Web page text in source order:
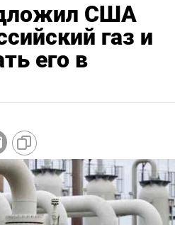
США
газ и
его в